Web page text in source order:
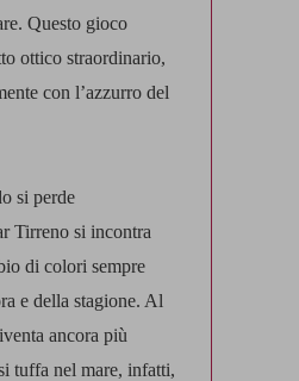
Questo gioco
ottico straordinario,
con l’azzurro del
si perde
Tirreno si incontra
di colori sempre
e della stagione. Al
ancora più
tuffa nel mare, infatti,